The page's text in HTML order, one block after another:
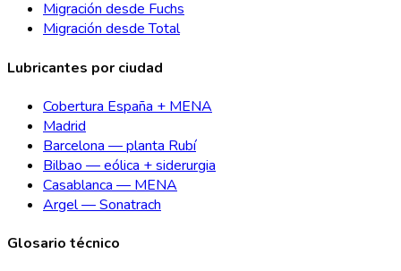
Migración desde Fuchs
Migración desde Total
Lubricantes por ciudad
Cobertura España + MENA
Madrid
Barcelona — planta Rubí
Bilbao — eólica + siderurgia
Casablanca — MENA
Argel — Sonatrach
Glosario técnico